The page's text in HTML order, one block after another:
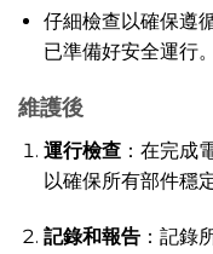
仔細檢查以確保遵
已準備好安全運行。
維護後
運行檢查：在完成
以確保所有部件穩
記錄和報告：記錄